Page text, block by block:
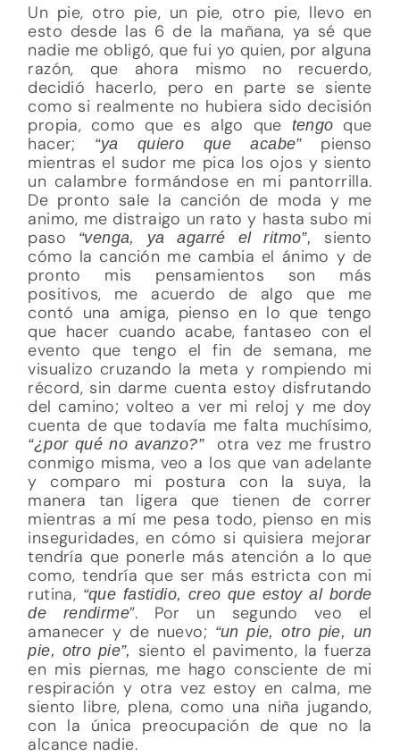
Un pie, otro pie, un pie, otro pie, llevo en
esto desde las 6 de la mañana, ya sé que
nadie me obligó, que fui yo quien, por alguna
razón, que ahora mismo no recuerdo,
decidió hacerlo, pero en parte se siente
como si realmente no hubiera sido decisión
propia, como que es algo que tengo que
hacer;
“ya quiero que acabe”pienso
mientras el sudor me pica los ojos y siento
un calambre formándose en mi pantorrilla.
De pronto sale la canción de moda y me
animo, me distraigo un rato y hasta subo mi
paso
“venga, ya agarré el ritmo”,
siento
cómo la canción me cambia el ánimo y de
pronto mis pensamientos son más
positivos, me acuerdo de algo que me
contó una amiga, pienso en lo que tengo
que hacer cuando acabe, fantaseo con el
evento que tengo el fin de semana, me
visualizo cruzando la meta y rompiendo mi
récord, sin darme cuenta estoy disfrutando
del camino; volteo a ver mi reloj y me doy
cuenta de que todavía me falta muchísimo,
“¿por qué no avanzo?”
otra vez me frustro
conmigo misma, veo a los que van adelante
y comparo mi postura con la suya, la
manera tan ligera que tienen de correr
mientras a mí me pesa todo, pienso en mis
inseguridades, en cómo si quisiera mejorar
tendría que ponerle más atención a lo que
como, tendría que ser más estricta con mi
rutina, “que fastidio, creo que estoy al borde
de rendirme”. Por un segundo veo el
amanecer y de nuevo; “un pie, otro pie, un
pie, otro pie”, siento el pavimento, la fuerza
en mis piernas, me hago consciente de mi
respiración y otra vez estoy en calma, me
siento libre, plena, como una niña jugando,
con la única preocupación de que no la
alcance nadie.